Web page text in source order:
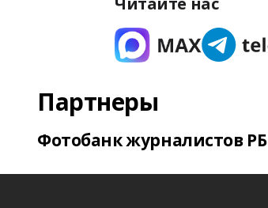
Партнеры
Фотобанк журналистов РБ